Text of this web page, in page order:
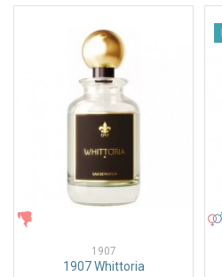
1907
1907 Whittoria